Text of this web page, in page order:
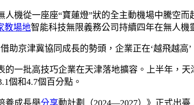
人機從一座座“寶蓮燈”狀的全主動機場中騰空而
教場地智能科技無限義務公司持續四年在無人機
助京津冀協同成長的勢頭，企業正在‘越飛越高
的一批高技巧企業在天津落地擴容。上半年，
個和4.7個百分點。